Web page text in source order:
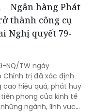
tư phát triển.
Ngân hàng Phát
thành công cụ
Nghị quyết 79-
NQ/TW ngày
Chính trị đã xác định
cao hiệu quả, phát huy
phong của kinh tế
ngành, lĩnh vực